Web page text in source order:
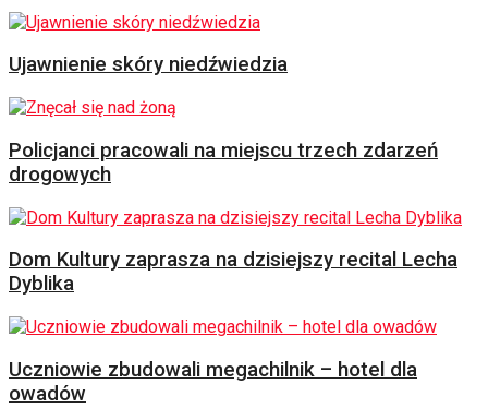
Ujawnienie skóry niedźwiedzia
Policjanci pracowali na miejscu trzech zdarzeń
drogowych
Dom Kultury zaprasza na dzisiejszy recital Lecha
Dyblika
Uczniowie zbudowali megachilnik – hotel dla
owadów